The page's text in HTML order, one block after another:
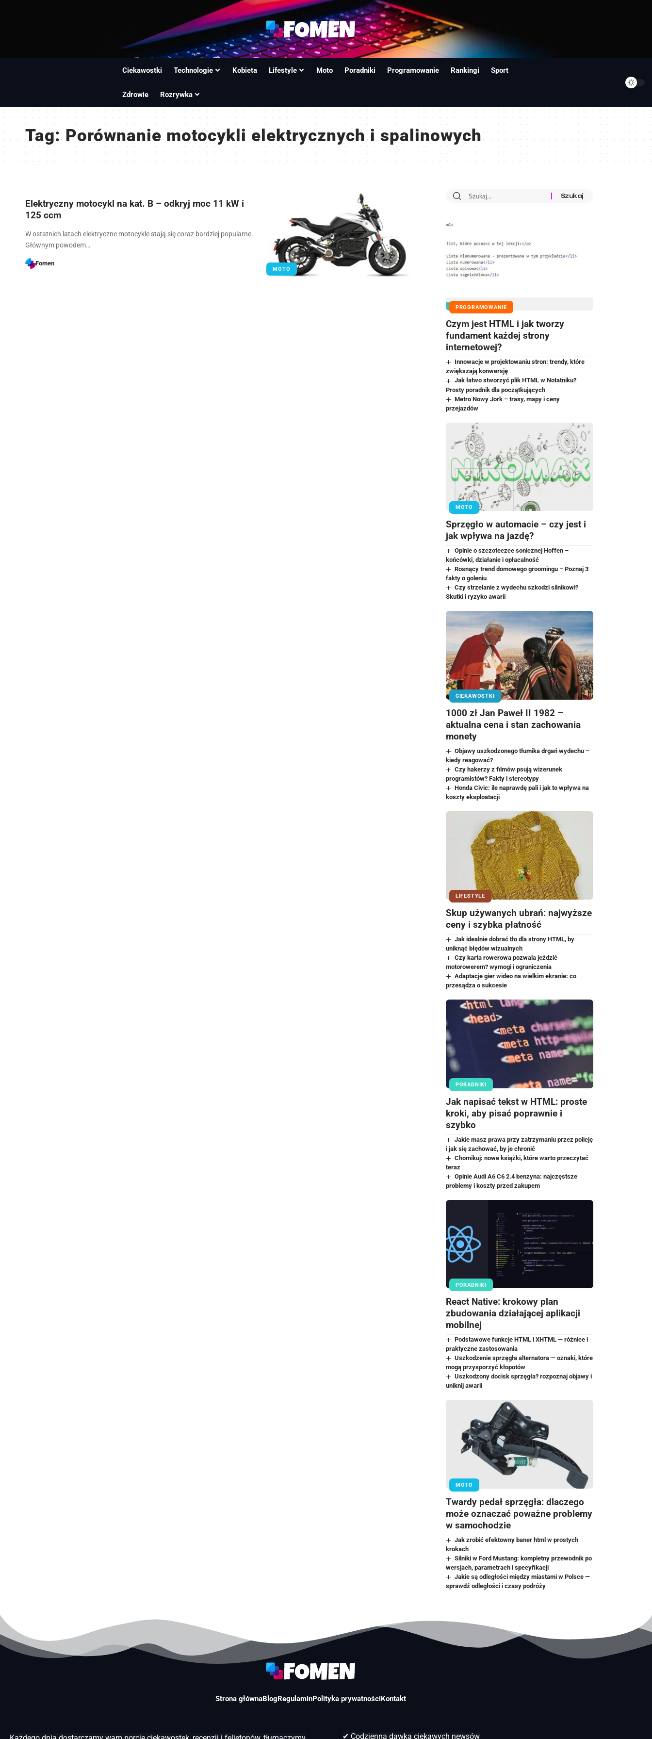
Ciekawostki Technologie Kobieta Lifestyle Moto Poradniki Programowanie Rankingi Sport
Zdrowie Rozrywka
Tag:Porównanie motocykli elektrycznych i spalinowych
MOTO
Elektryczny motocykl na kat. B – odkryj moc 11 kW i
125 ccm
W ostatnich latach elektryczne motocykle stają się coraz bardziej popularne.
Głównym powodem…
Fomen
PROGRAMOWANIE
Czym jest HTML i jak tworzy
fundament każdej strony
internetowej?
Innowacje w projektowaniu stron: trendy, które
zwiększają konwersję
Jak łatwo stworzyć plik HTML w Notatniku?
Prosty poradnik dla początkujących
Metro Nowy Jork – trasy, mapy i ceny
przejazdów
MOTO
Sprzęgło w automacie – czy jest i
jak wpływa na jazdę?
Opinie o szczoteczce sonicznej Hoffen –
końcówki, działanie i opłacalność
Rosnący trend domowego groomingu – Poznaj 3
fakty o goleniu
Czy strzelanie z wydechu szkodzi silnikowi?
Skutki i ryzyko awarii
CIEKAWOSTKI
1000 zł Jan Paweł II 1982 –
aktualna cena i stan zachowania
monety
Objawy uszkodzonego tłumika drgań wydechu –
kiedy reagować?
Czy hakerzy z filmów psują wizerunek
programistów? Fakty i stereotypy
Honda Civic: ile naprawdę pali i jak to wpływa na
koszty eksploatacji
LIFESTYLE
Skup używanych ubrań: najwyższe
ceny i szybka płatność
Jak idealnie dobrać tło dla strony HTML, by
uniknąć błędów wizualnych
Czy karta rowerowa pozwala jeździć
motorowerem? wymogi i ograniczenia
Adaptacje gier wideo na wielkim ekranie: co
przesądza o sukcesie
PORADNIKI
Jak napisać tekst w HTML: proste
kroki, aby pisać poprawnie i
szybko
Jakie masz prawa przy zatrzymaniu przez policję
i jak się zachować, by je chronić
Chomikuj: nowe książki, które warto przeczytać
teraz
Opinie Audi A6 C6 2.4 benzyna: najczęstsze
problemy i koszty przed zakupem
PORADNIKI
React Native: krokowy plan
zbudowania działającej aplikacji
mobilnej
Podstawowe funkcje HTML i XHTML — różnice i
praktyczne zastosowania
Uszkodzenie sprzęgła alternatora — oznaki, które
mogą przysporzyć kłopotów
Uszkodzony docisk sprzęgła? rozpoznaj objawy i
uniknij awarii
MOTO
Twardy pedał sprzęgła: dlaczego
może oznaczać poważne problemy
w samochodzie
Jak zrobić efektowny baner html w prostych
krokach
Silniki w Ford Mustang: kompletny przewodnik po
wersjach, parametrach i specyfikacji
Jakie są odległości między miastami w Polsce —
sprawdź odległości i czasy podróży
Strona głównaBlogRegulaminPolityka prywatnościKontakt
✔ Codzienna dawka ciekawych newsów